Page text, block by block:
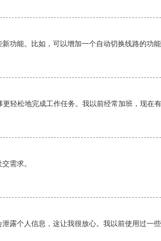
功能。比如，可以增加一个自动切换线路的功
轻松地完成工作任务。我以前经常加班，现在
需求。
露个人信息，这让我很放心。我以前使用过一